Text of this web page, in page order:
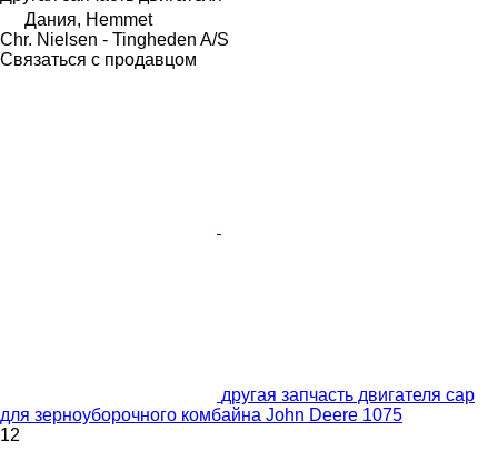
Дания, Hemmet
Chr. Nielsen - Tingheden A/S
Связаться с продавцом
другая запчасть двигателя cap
для зерноуборочного комбайна John Deere 1075
12